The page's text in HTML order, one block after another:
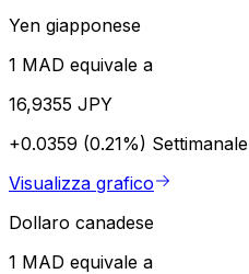
Yen giapponese
1 MAD equivale a
16,9355 JPY
+0.0359 (0.21%) Settimanale
Visualizza grafico
Dollaro canadese
1 MAD equivale a